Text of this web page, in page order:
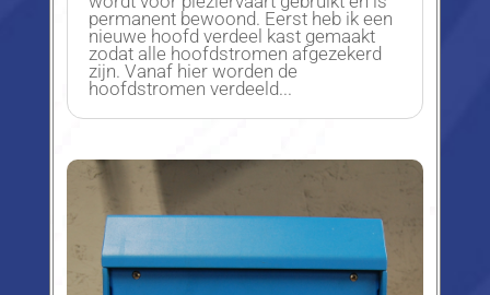
permanent bewoond. Eerst heb ik een
nieuwe hoofd verdeel kast gemaakt
zodat alle hoofdstromen afgezekerd
zijn. Vanaf hier worden de
hoofdstromen verdeeld...